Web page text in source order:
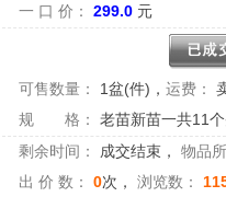
一 口 价：
299.0 元
可售数量： 1盆(件) ， 运费：
规 格：
老苗新苗一共11
剩余时间：
成交结束 ， 物品
出 价 数：
0次， 浏览数：